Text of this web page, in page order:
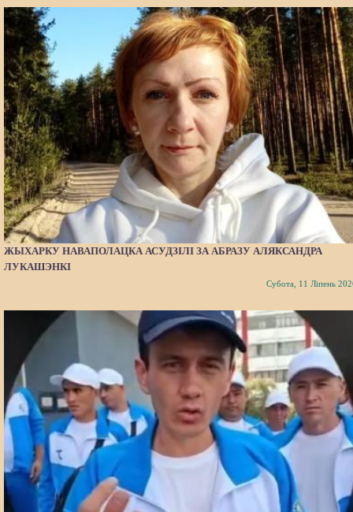
ЖЫХАРКУ НАВАПОЛАЦКА АСУДЗІЛІ ЗА АБРАЗУ АЛЯКСАНДРА
ЛУКАШЭНКІ
Субота, 11 Ліпень